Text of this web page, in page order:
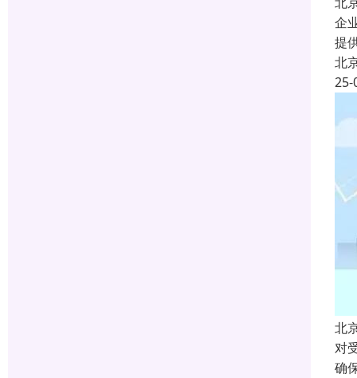
企
提
北
25-
北
对
确